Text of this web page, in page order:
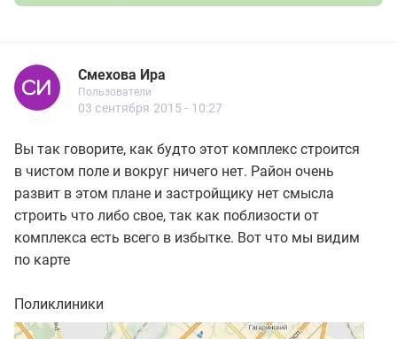
Смехова Ира
Смехова Ира
Пользователи
Новичок
Пользователи
5 сообщений
03 сентября 2015 - 10:27
Вы так говорите, как будто этот комплекс строится
в чистом поле и вокруг ничего нет. Район очень
развит в этом плане и застройщику нет смысла
строить что либо свое, так как поблизости от
комплекса есть всего в избытке. Вот что мы видим
по карте
Поликлиники